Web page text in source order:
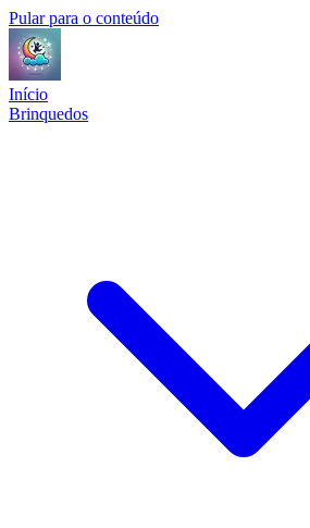
Pular para o conteúdo
Início
Brinquedos